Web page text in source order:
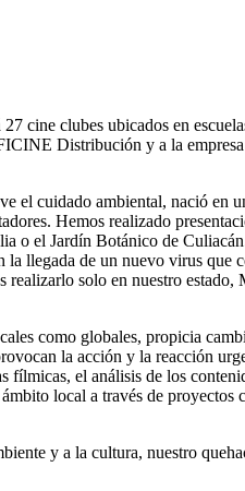
cine clubes ubicados en
Distribución y a la
cuidado ambiental, nació en
Hemos realizado
el Jardín Botánico de
llegada de un nuevo virus
solo en nuestro
como globales, propicia
la acción y la reacción
el análisis de los
local a través de
y a la cultura, nuestro